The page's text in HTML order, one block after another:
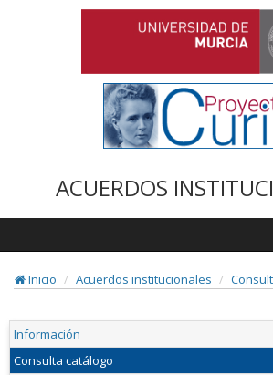
ACUERDOS
Inicio
Acuerdos institucionales
Información
Consulta catálogo